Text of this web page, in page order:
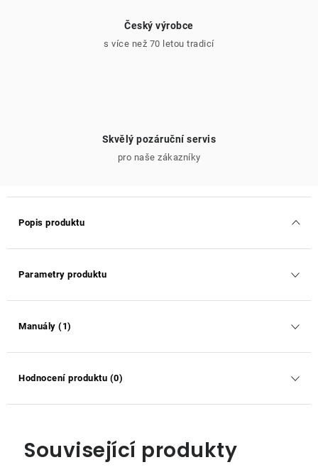
Český výrobce
s více než 70 letou tradicí
Skvělý pozáruční servis
pro naše zákazníky
Popis produktu
Parametry produktu
Manuály (1)
Hodnocení produktu (0)
Související produkty